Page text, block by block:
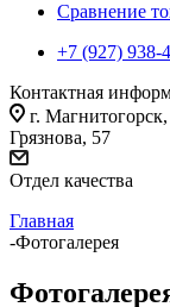
Сравнение
+7 (927) 938-
Контактная
г.
Грязнова, 57
Отдел качества
Главная
-Фотогалерея